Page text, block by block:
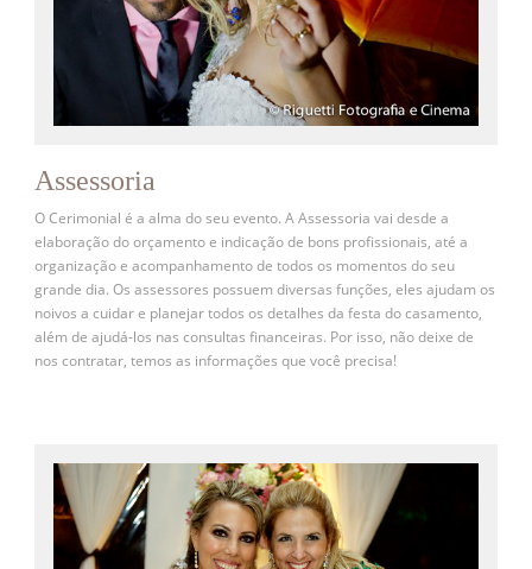
Assessoria
O Cerimonial é a alma do seu evento. A Assessoria vai desde a
elaboração do orçamento e indicação de bons profissionais, até a
organização e acompanhamento de todos os momentos do seu
grande dia. Os assessores possuem diversas funções, eles ajudam os
noivos a cuidar e planejar todos os detalhes da festa do casamento,
além de ajudá-los nas consultas financeiras. Por isso, não deixe de
nos contratar, temos as informações que você precisa!